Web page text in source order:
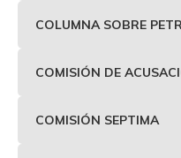
COLUMNA SOBRE
COMISIÓN DE
COMISIÓN SEPTIMA